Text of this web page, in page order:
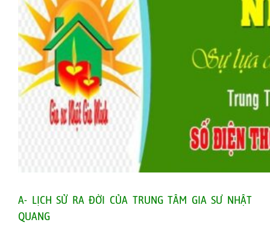
A- LỊCH SỬ RA ĐỜI CỦA TRUNG TÂM GIA SƯ NHẬT
QUANG